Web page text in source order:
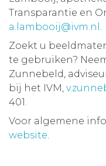
Transparantie en
a.lambooij@ivm.nl .
Zoekt u
te gebruiken?
Zunnebeld,
bij het IVM,
401.
Voor algemene
website.